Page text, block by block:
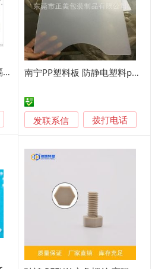
南宁PP塑料板 防静电塑料pp实心隔板 大量定制
发联系信 拨打电话